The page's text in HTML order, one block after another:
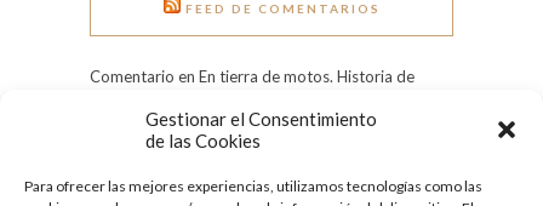
Gestionar el Consentimiento
de las Cookies
Para ofrecer las mejores experiencias, utilizamos tecnologías como las
FEED DE COMENTARIOS
Comentario en En tierra de motos. Historia de
Comentario en Grandes heladas: el Pisuerga
congelado en 1971 por Tere
Comentario en Día Internacional de la Mujer: